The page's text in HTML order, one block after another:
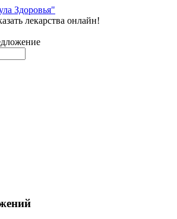
лекарства онлайн!